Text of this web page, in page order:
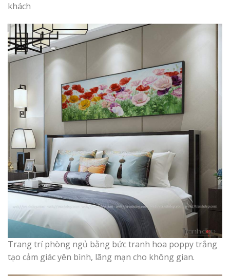
khách
Trang trí phòng ngủ bằng bức tranh hoa poppy trắng
tạo cảm giác yên bình, lãng mạn cho không gian.